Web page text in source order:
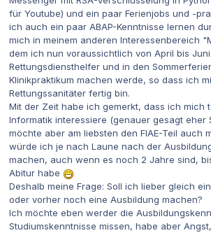
für Youtube) und ein paar Ferienjobs und -
ich auch ein paar ABAP-Kenntnisse lernen
mich in meinem anderen Interessenbereich
dem ich nun voraussichtlich von April bis
Rettungsdiensthelfer und in den
Klinikpraktikum machen werde, so dass ich
Rettungssanitäter fertig bin.
Mit der Zeit habe ich gemerkt, dass ich mich
Informatik interessiere (genauer gesagt eher
möchte aber am liebsten den FIAE-Teil auch
würde ich je nach Laune nach der
machen, auch wenn es noch 2 Jahre sind,
Abitur habe
Deshalb meine Frage: Soll ich lieber gleich
oder vorher noch eine Ausbildung machen?
Ich möchte eben werder die
Studiumskenntnisse missen, habe aber